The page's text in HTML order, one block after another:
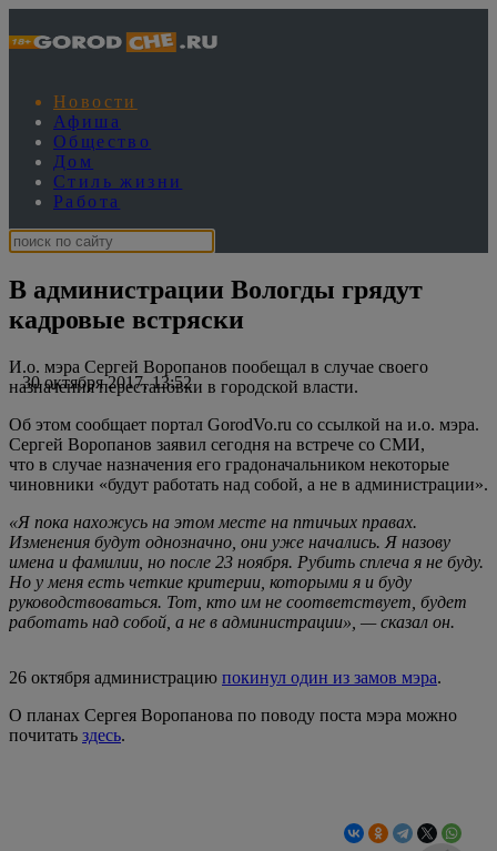
Новости
Афиша
Общество
Дом
Стиль жизни
Работа
В администрации Вологды грядут
кадровые встряски
30 октября 2017, 13:52
И.о. мэра Сергей Воропанов пообещал в случае своего
назначения перестановки в городской власти.
Об этом сообщает портал GorodVo.ru со ссылкой на и.о. мэра.
Сергей Воропанов заявил сегодня на встрече со СМИ,
что в случае назначения его градоначальником некоторые
чиновники «будут работать над собой, а не в администрации».
«Я пока нахожусь на этом месте на птичьих правах.
Изменения будут однозначно, они уже начались. Я назову
имена и фамилии, но после 23 ноября. Рубить сплеча я не буду.
Но у меня есть четкие критерии, которыми я и буду
руководствоваться. Тот, кто им не соответствует, будет
работать над собой, а не в администрации», — сказал он.
26 октября администрацию покинул один из замов мэра.
О планах Сергея Воропанова по поводу поста мэра можно
почитать здесь.